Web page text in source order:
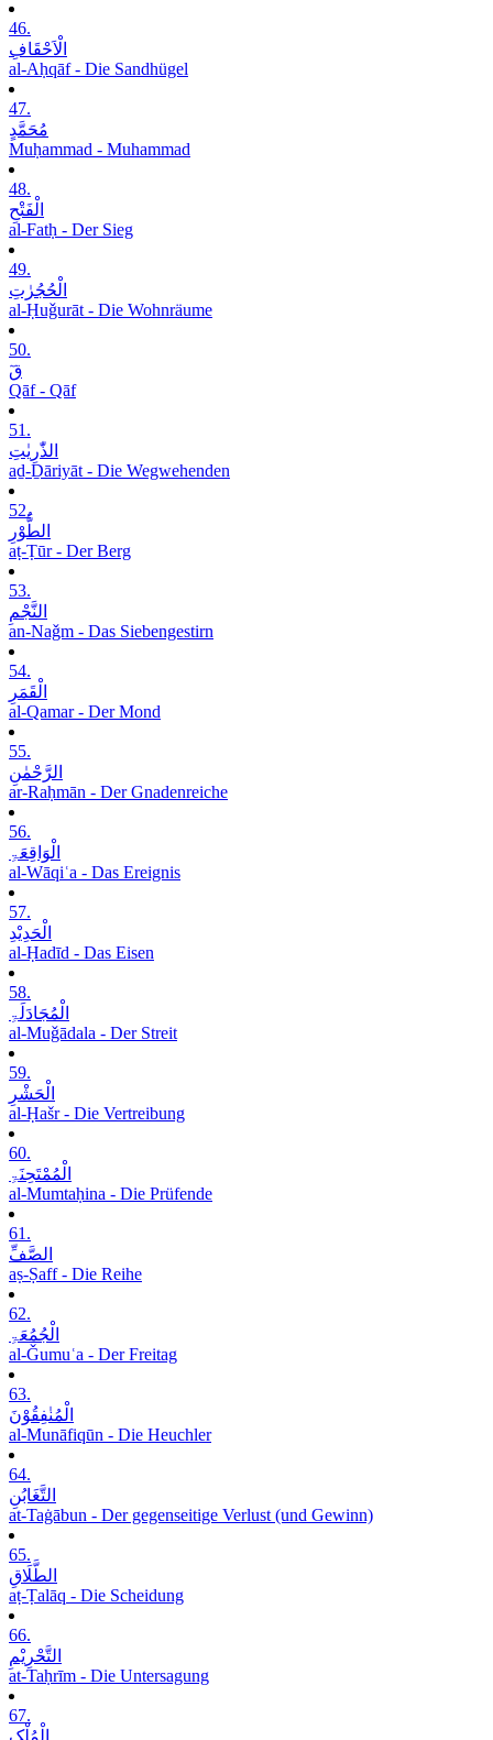
46.
الْاَحْقَافِ
al-Aḥqāf - Die Sandhügel
47.
مُحَمَّدٍ
Muḥammad - Muhammad
48.
الْفَتْحِ
al-Fatḥ - Der Sieg
49.
الْحُجُرٰتِ
al-Ḥuǧurāt - Die Wohnräume
50.
قٓ
Qāf - Qāf
51.
الذّٰرِیٰتِ
aḏ-Ḏāriyāt - Die Wegwehenden
52.
الطُّوْرِ
aṭ-Ṭūr - Der Berg
53.
النَّجْمِ
an-Naǧm - Das Siebengestirn
54.
الْقَمَرِ
al-Qamar - Der Mond
55.
الرَّحْمٰنِ
ar-Raḥmān - Der Gnadenreiche
56.
الْوَاقِعَۃِ
al-Wāqiʿa - Das Ereignis
57.
الْحَدِیْدِ
al-Ḥadīd - Das Eisen
58.
الْمُجَادَلَۃِ
al-Muǧādala - Der Streit
59.
الْحَشْرِ
al-Ḥašr - Die Vertreibung
60.
الْمُمْتَحِنَۃِ
al-Mumtaḥina - Die Prüfende
61.
الصَّفِّ
aṣ-Ṣaff - Die Reihe
62.
الْجُمُعَۃِ
al-Ǧumuʿa - Der Freitag
63.
الْمُنٰفِقُوْنَ
al-Munāfiqūn - Die Heuchler
64.
التَّغَابُنِ
at-Taġābun - Der gegenseitige Verlust (und Gewinn)
65.
الطَّلَاقِ
aṭ-Ṭalāq - Die Scheidung
66.
التَّحْرِیْمِ
at-Taḥrīm - Die Untersagung
67.